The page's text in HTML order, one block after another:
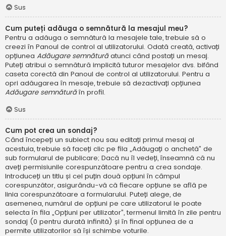
Sus
Cum puteți adăuga o semnătură la mesajul meu?
Pentru a adăuga o semnătură la mesajele tale, trebuie să o
creezi în Panoul de control al utilizatorului. Odată creată, activați
opțiunea Adăugare semnăturăatunci când postați un mesaj.
Puteți atribui o semnătură implicită tuturor mesajelor dvs. bifând
caseta corectă din Panoul de control al utilizatorului. Pentru a
opri adăugarea în mesaje, trebuie să dezactivați opțiunea
Adăugare semnăturăîn profil.
Sus
Cum pot crea un sondaj?
Când începeți un subiect nou sau editați primul mesaj al
acestuia, trebuie să faceți clic pe fila „Adăugați o anchetă” de
sub formularul de publicare; Dacă nu îl vedeți, înseamnă că nu
aveți permisiunile corespunzătoare pentru a crea sondaje.
Introduceți un titlu și cel puțin două opțiuni în câmpul
corespunzător, asigurându-vă că fiecare opțiune se află pe
linia corespunzătoare a formularului. Puteți alege, de
asemenea, numărul de opțiuni pe care utilizatorul le poate
selecta în fila „Opțiuni per utilizator”, termenul limită în zile pentru
sondaj (0 pentru durată infinită) și în final opțiunea de a
permite utilizatorilor să își schimbe voturile.